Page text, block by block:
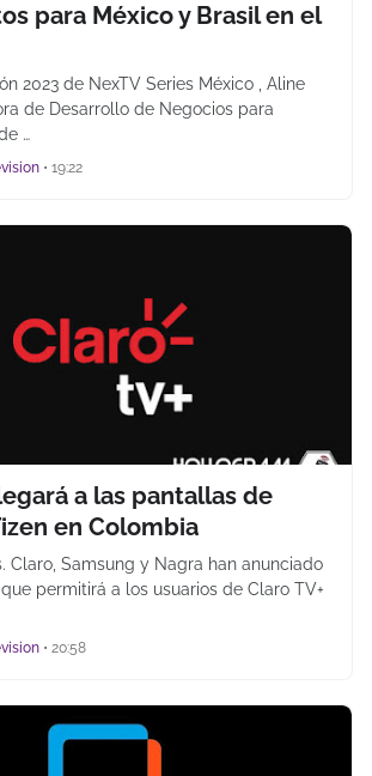
para México y Brasil en el
2023 de NexTV Series México , Aline
de Desarrollo de Negocios para
…
• 19:22
a las pantallas de
en Colombia
Claro, Samsung y Nagra han anunciado
permitirá a los usuarios de Claro TV+
• 20:58